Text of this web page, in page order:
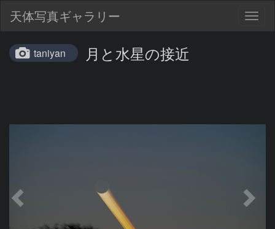
天体写真ギャラリー
taniyan 月と水星の接近